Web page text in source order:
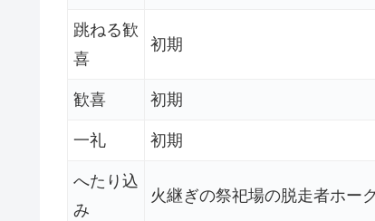
跳ねる歓
喜
初期
歓喜 初期
一礼 初期
へたり込
み
火継ぎの祭祀場の脱走者ホー